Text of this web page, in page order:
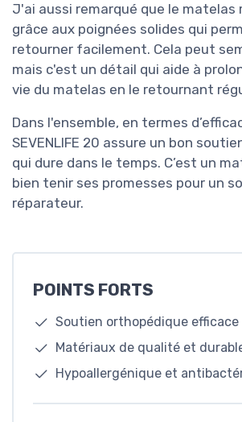
J'ai aussi remarqué que le matelas
grâce aux poignées solides qui
retourner facilement. Cela peut
mais c'est un détail qui aide à
vie du matelas en le retournant
Dans l'ensemble, en termes
SEVENLIFE 20 assure un bon
qui dure dans le temps. C’est un
bien tenir ses promesses pour un
réparateur.
POINTS FORTS
Soutien orthopédique efficace
Matériaux de qualité et
Hypoallergénique et